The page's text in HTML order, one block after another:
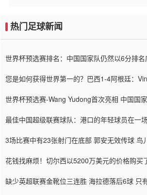
热门足球新闻
世界杯预选赛排名：中国国家队仍然以6分排名
您是如何获得世界第一的？巴西1-4阿根廷：
世界杯预选赛-Wang Yudong首次亮相 中国国
最佳中国超级联赛球队：港口的年轻球员在一
3场比赛中有23张射门在底部 郭安无效传球 鸟
花钱找麻烦！切尔西以5200万美元的价格购买
缺少英超联赛金靴位三连胜 海拉德落后6球 只